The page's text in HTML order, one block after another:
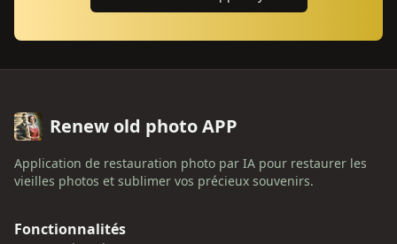
Renew old photo APP
Application de restauration photo par IA pour restaurer les
vieilles photos et sublimer vos précieux souvenirs.
Fonctionnalités